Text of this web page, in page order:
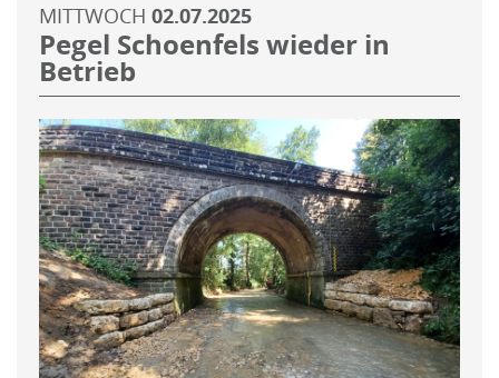
MITTWOCH 02.07.2025
Pegel Schoenfels wieder in
Betrieb